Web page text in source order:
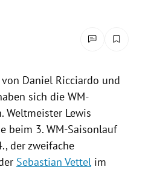
Daniel Ricciardo und
sich die WM-
Weltmeister Lewis
beim 3. WM-Saisonlauf
der zweifache
Sebastian Vettel im